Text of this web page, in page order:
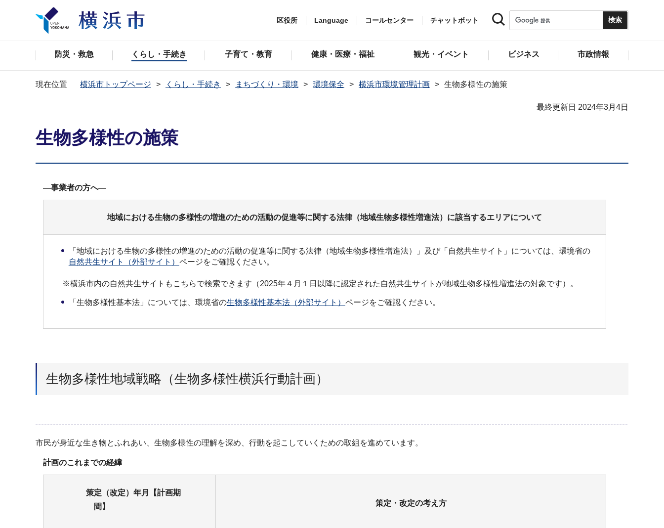
区役所 Language コールセンター チャットボット
防災・救急 くらし・手続き 子育て・教育 健康・医療・福祉 観光・イベント ビジネス 市政情報
現在位置 横浜市トップページ くらし・手続き まちづくり・環境 環境保全 横浜市環境管理計画 生物多様性の施策
最終更新日 2024年3月4日
生物多様性の施策
―事業者の方へ―
地域における生物の多様性の増進のための活動の促進等に関する法律（地域生物多様性増進法）に該当するエリアについて
「地域における生物の多様性の増進のための活動の促進等に関する法律（地域生物多様性増進法）」及び「自然共生サイト」については、環境省の
自然共生サイト（外部サイト） ページをご確認ください。
※横浜市内の自然共生サイトもこちらで検索できます（2025年４月１日以降に認定された自然共生サイトが地域生物多様性増進法の対象です）。
「生物多様性基本法」については、環境省の生物多様性基本法（外部サイト） ページをご確認ください。
生物多様性地域戦略（生物多様性横浜行動計画）
市民が身近な生き物とふれあい、生物多様性の理解を深め、行動を起こしていくための取組を進めています。
計画のこれまでの経緯
策定（改定）年月【計画期
間】
策定・改定の考え方